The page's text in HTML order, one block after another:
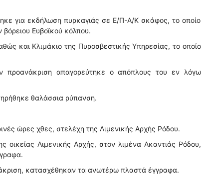
για εκδήλωση πυρκαγιάς σε Ε/Π-Α/Κ σκάφος, το οποίο
Ευβοϊκού κόλπου.
και Κλιμάκιο της Πυροσβεστικής Υπηρεσίας, το οποίο
προανάκριση απαγορεύτηκε ο απόπλους του εν λόγω
θαλάσσια ρύπανση.
ώρες χθες, στελέχη της Λιμενικής Αρχής Ρόδου.
οικείας Λιμενικής Αρχής, στον λιμένα Ακαντιάς Ρόδου,
κατασχέθηκαν τα ανωτέρω πλαστά έγγραφα.